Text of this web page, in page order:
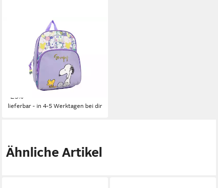
Kinderrucksack Kinder
Rucksack 30 cm Kindergarten
Schulrucksack
Freizeitrucksack
39,95 €
-25%
lieferbar - in 4-5 Werktagen bei dir
Ähnliche Artikel